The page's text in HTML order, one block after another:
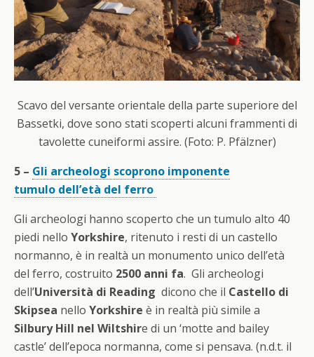
Scavo del versante orientale della parte superiore del
Bassetki, dove sono stati scoperti alcuni frammenti di
tavolette cuneiformi assire. (Foto: P. Pfälzner)
5 – Gli archeologi scoprono imponente
tumulo dell’età del ferro
Gli archeologi hanno scoperto che un tumulo alto 40
piedi nello Yorkshire, ritenuto i resti di un castello
normanno, è in realtà un monumento unico dell’età
del ferro, costruito 2500 anni fa. Gli archeologi
dell’Università di Reading dicono che il Castello di
Skipsea nello Yorkshire è in realtà più simile a
Silbury Hill nel Wiltshire di un ‘motte and bailey
castle’ dell’epoca normanna, come si pensava. (n.d.t. il